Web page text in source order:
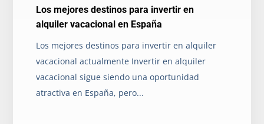
Los mejores destinos para invertir en
alquiler vacacional en España
Los mejores destinos para invertir en alquiler
vacacional actualmente Invertir en alquiler
vacacional sigue siendo una oportunidad
atractiva en España, pero...